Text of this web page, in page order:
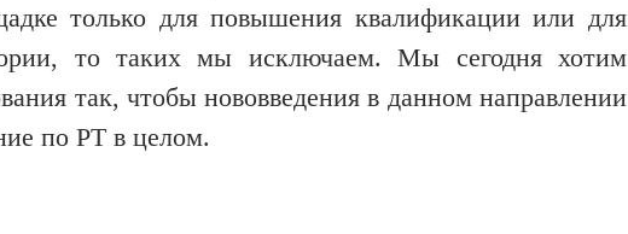
только для повышения квалификации или для
то таких мы исключаем. Мы сегодня хотим
так, чтобы нововведения в данном направлении
по РТ в целом.